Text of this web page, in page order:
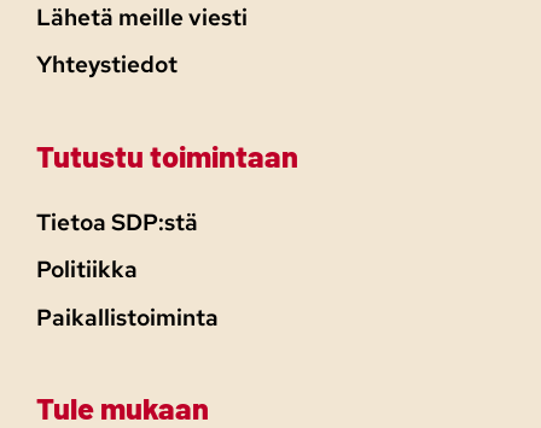
Lähetä meille viesti
Yhteystiedot
Tutustu toimintaan
Tietoa SDP:stä
Politiikka
Paikallistoiminta
Tule mukaan